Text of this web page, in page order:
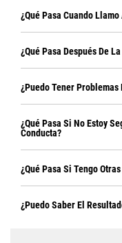
¿Qué Pasa Cuando
¿Qué Pasa Después De
¿Puedo Tener
¿Qué Pasa Si No Estoy
Conducta?
¿Qué Pasa Si Tengo
¿Puedo Saber El